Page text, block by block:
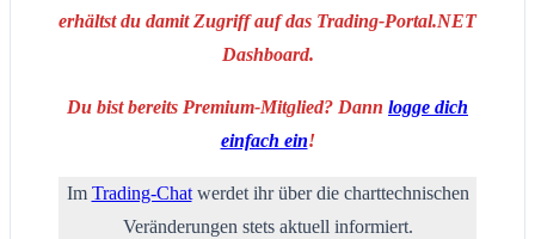
erhältst du damit Zugriff auf das Trading-Portal.NET
Dashboard.
Du bist bereits Premium-Mitglied? Dann logge dich
einfach ein!
Im Trading-Chatwerdet ihr über die charttechnischen
Veränderungen stets aktuell informiert.